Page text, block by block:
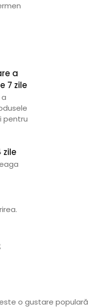
a
7 zile
pentru
zile
o gustare populară